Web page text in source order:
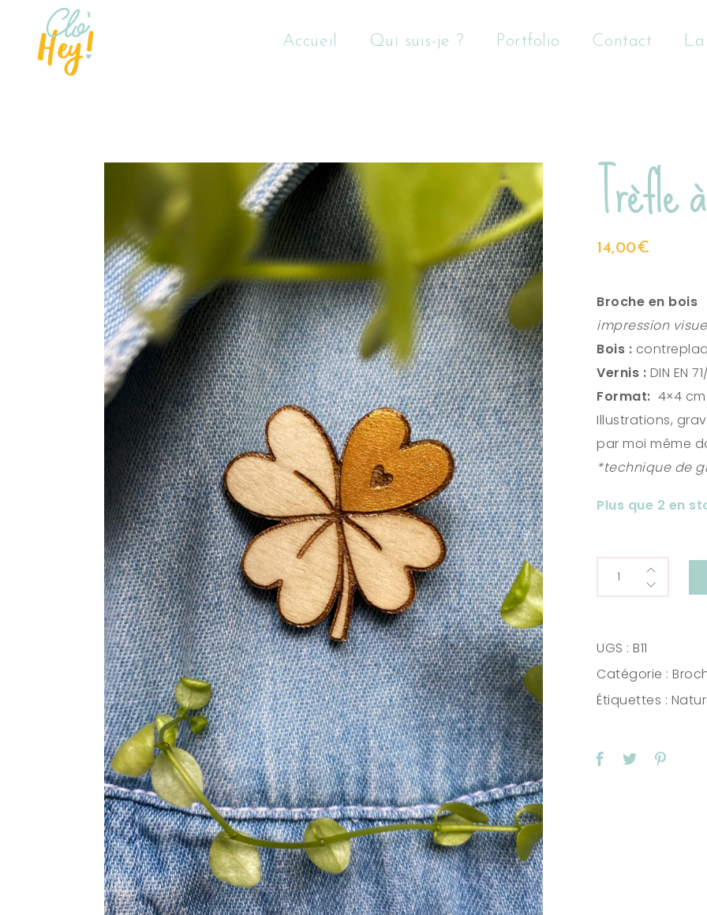
Accueil Qui suis-je ? Portfolio Contact
Trèfle
14,00€
Broche en bois
impression
Bois :
Vernis : DIN EN
Format: 4×4 cm
Illustrations,
par moi même
*technique de
Plus que 2 en
Trèfle
à
feuilles
UGS :B11
Catégorie :
Étiquettes :